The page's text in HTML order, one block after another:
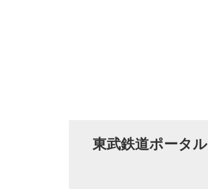
東武鉄道ポータル